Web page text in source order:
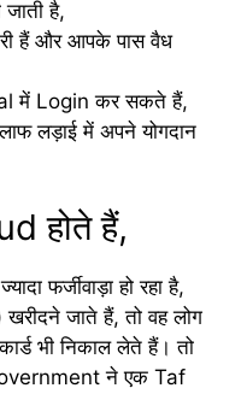
जाती है,
हैं और आपके पास वैध
में Login कर सकते हैं,
लड़ाई में अपने योगदान
होते हैं,
फर्जीवाड़ा हो रहा है,
जाते हैं, तो वह लोग
भी निकाल लेते हैं। तो
ने एक Taf